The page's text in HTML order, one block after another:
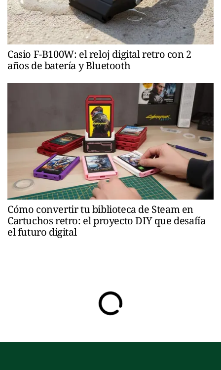
Casio F-B100W: el reloj digital retro con 2
años de batería y Bluetooth
Cómo convertir tu biblioteca de Steam en
Cartuchos retro: el proyecto DIY que desafía
el futuro digital